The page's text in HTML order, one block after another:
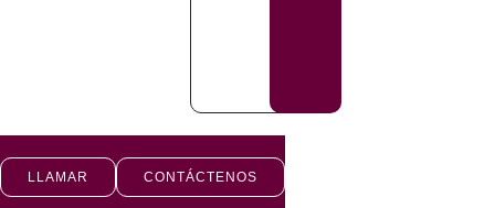
LLAMAR CONTÁCTENOS